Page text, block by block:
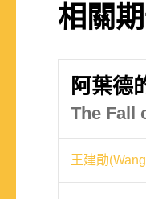
相關
阿葉德
The Fall
王建勛